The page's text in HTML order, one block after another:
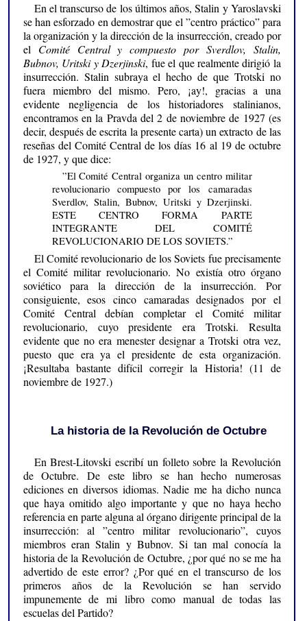
En el transcurso de los últimos años, Stalin y Yaroslavski
se han esforzado en demostrar que el ”centro práctico” para
la organización y la dirección de la insurrección, creado por
el Comité Central y compuesto por Sverdlov, Stalin,
Bubnov, Uritski y Dzerjinski, fue el que realmente dirigió la
insurrección. Stalin subraya el hecho de que Trotski no
fuera miembro del mismo. Pero, ¡ay!, gracias a una
evidente negligencia de los historiadores stalinianos,
encontramos en la Pravda del 2 de noviembre de 1927 (es
decir, después de escrita la presente carta) un extracto de las
reseñas del Comité Central de los días 16 al 19 de octubre
de 1927, y que dice:
”El Comité Central organiza un centro militar
revolucionario compuesto por los camaradas
Sverdlov, Stalin, Bubnov, Uritski y Dzerjinski.
ESTE CENTRO FORMA PARTE
INTEGRANTE DEL COMITÉ
REVOLUCIONARIO DE LOS SOVIETS.”
El Comité revolucionario de los Soviets fue precisamente
el Comité militar revolucionario. No existía otro órgano
soviético para la dirección de la insurrección. Por
consiguiente, esos cinco camaradas designados por el
Comité Central debían completar el Comité militar
revolucionario, cuyo presidente era Trotski. Resulta
evidente que no era menester designar a Trotski otra vez,
puesto que era ya el presidente de esta organización.
¡Resultaba bastante difícil corregir la Historia! (11 de
noviembre de 1927.)
La historia de la Revolución de Octubre
En Brest-Litovski escribí un folleto sobre la Revolución
de Octubre. De este libro se han hecho numerosas
ediciones en diversos idiomas. Nadie me ha dicho nunca
que haya omitido algo importante y que no haya hecho
referencia en parte alguna al órgano dirigente principal de la
insurrección: al ”centro militar revolucionario”, cuyos
miembros eran Stalin y Bubnov. Si tan mal conocía la
historia de la Revolución de Octubre, ¿por qué no se me ha
advertido de este error? ¿Por qué en el transcurso de los
primeros años de la Revolución se han servido
impunemente de mi libro como manual de todas las
escuelas del Partido?